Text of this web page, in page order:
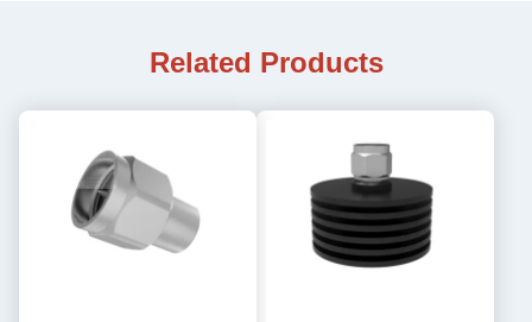
Related Products